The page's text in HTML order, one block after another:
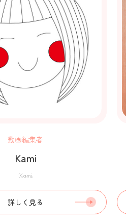
動画編集者
Kami
Kami
詳しく見る